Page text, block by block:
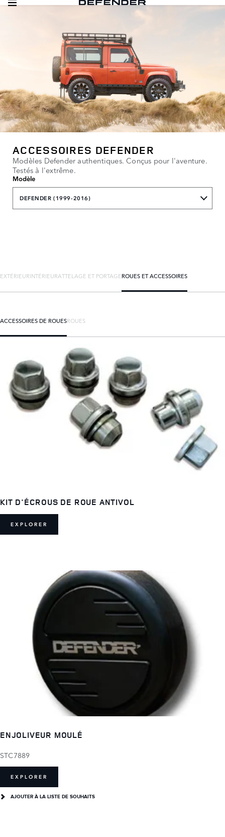
ACCESSOIRES DEFENDER
Modèles Defender authentiques. Conçus pour l'aventure.
Testés à l'extrême.
Modèle
DEFENDER (1999-2016)
EXTÉRIEURINTÉRIEURATTELAGE ET PORTAGEROUES ET ACCESSOIRES
ACCESSOIRES DE ROUESROUES
KIT D'ÉCROUS DE ROUE ANTIVOL
EXPLORER
ENJOLIVEUR MOULÉ
STC7889
EXPLORER
AJOUTER À LA LISTE DE SOUHAITS